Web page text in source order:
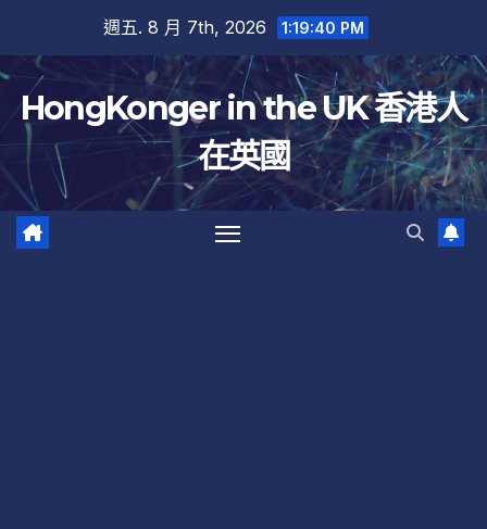
內
容
週五. 8 月 7th, 2026 1:19:40 PM
HongKonger in the UK 香港人
在英國